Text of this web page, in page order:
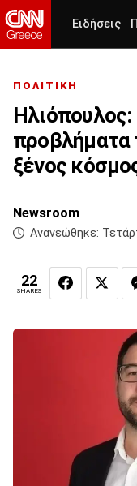
Ειδήσεις
ΠΟΛΙΤΙΚΗ
Ηλιόπουλος:
προβλήματα
ξένος
Newsroom
Ανανεώθηκε:
22
SHARES